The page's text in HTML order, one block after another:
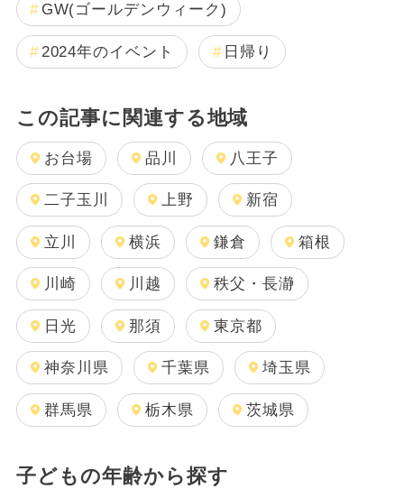
GW(ゴールデンウィーク)
2024年のイベント 日帰り
この記事に関連する地域
お台場 品川 八王子
二子玉川 上野 新宿
立川 横浜 鎌倉 箱根
川崎 川越 秩父・長瀞
日光 那須 東京都
神奈川県 千葉県 埼玉県
群馬県 栃木県 茨城県
子どもの年齢から探す